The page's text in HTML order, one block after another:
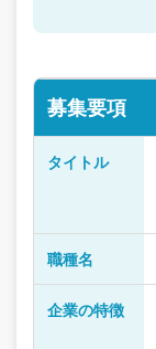
募集要項
タイトル
職種名
企業の特徴